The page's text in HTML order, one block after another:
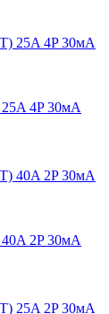
4P 30мА
2P 30мА